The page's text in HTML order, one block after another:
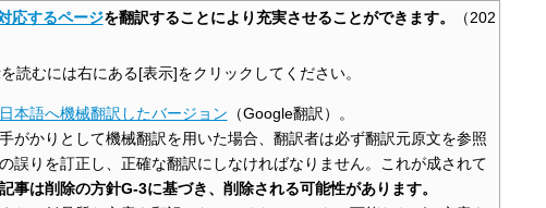
応するページを翻訳することにより充実させることができます。 （202
読むには右にある[表示]をクリックしてください。
日本語へ機械翻訳したバージョン （Google翻訳）。
がかりとして機械翻訳を用いた場合、翻訳者は必ず翻訳元原文を参照
誤りを訂正し、正確な翻訳にしなければなりません。これが成されて
記事は削除の方針G-3に基づき、削除される可能性があります。